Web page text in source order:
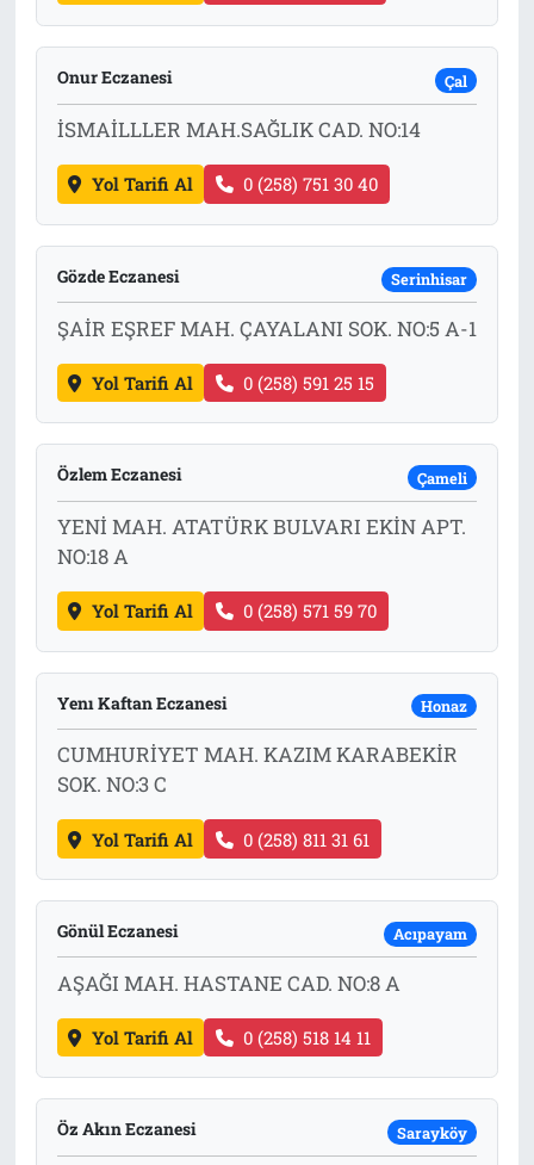
Onur Eczanesi Çal
İSMAİLLLER MAH.SAĞLIK CAD. NO:14
Yol Tarifi Al 0 (258) 751 30 40
Gözde Eczanesi Serinhisar
ŞAİR EŞREF MAH. ÇAYALANI SOK. NO:5 A-1
Yol Tarifi Al 0 (258) 591 25 15
Özlem Eczanesi Çameli
YENİ MAH. ATATÜRK BULVARI EKİN APT.
NO:18 A
Yol Tarifi Al 0 (258) 571 59 70
Yenı Kaftan Eczanesi Honaz
CUMHURİYET MAH. KAZIM KARABEKİR
SOK. NO:3 C
Yol Tarifi Al 0 (258) 811 31 61
Gönül Eczanesi Acıpayam
AŞAĞI MAH. HASTANE CAD. NO:8 A
Yol Tarifi Al 0 (258) 518 14 11
Öz Akın Eczanesi Sarayköy